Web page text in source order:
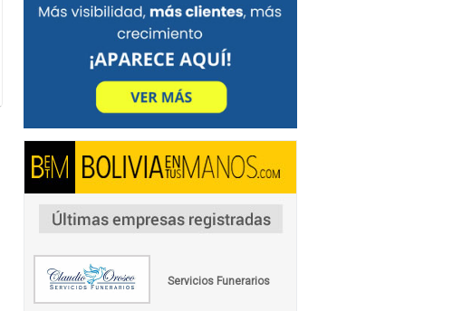
Servicios Funerarios